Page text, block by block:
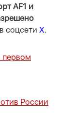
AF1 и
соцсети X.
России